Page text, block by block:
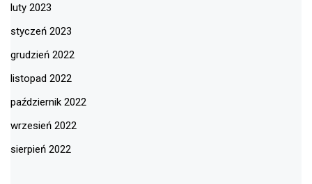
luty 2023
styczeń 2023
grudzień 2022
listopad 2022
październik 2022
wrzesień 2022
sierpień 2022